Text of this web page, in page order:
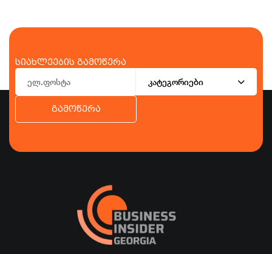
სიახლეების გამოწერა
კატეგორიები
გამოწერა